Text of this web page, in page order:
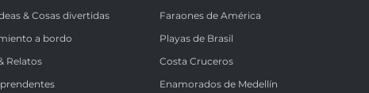
& Cosas divertidas
a bordo
Relatos
Faraones de América
Playas de Brasil
Costa Cruceros
Enamorados de Medellín